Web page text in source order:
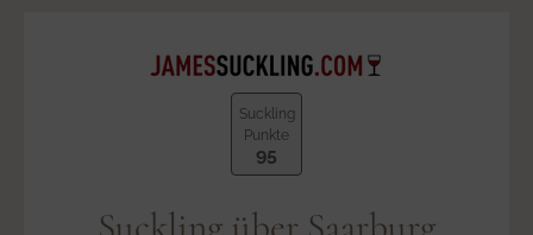
Suckling
Punkte
95